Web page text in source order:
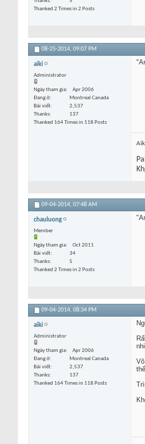
Thanked 2 Times in 2 Posts
08-25-2014, 09:07 PM
aiki
Administrator
Ngày tham gia
Apr 2006
Đang ở
Montreal Canada
Bài viết
2,537
Thanks
137
Thanked 164 Times in 118 Posts
09-04-2014, 07:48 AM
chauluong
Member
Ngày tham gia
Oct 2011
Bài viết
34
Thanks
5
Thanked 2 Times in 2 Posts
09-04-2014, 08:34 PM
aiki
Administrator
Ngày tham gia
Apr 2006
Đang ở
Montreal Canada
Bài viết
2,537
Thanks
137
Thanked 164 Times in 118 Posts